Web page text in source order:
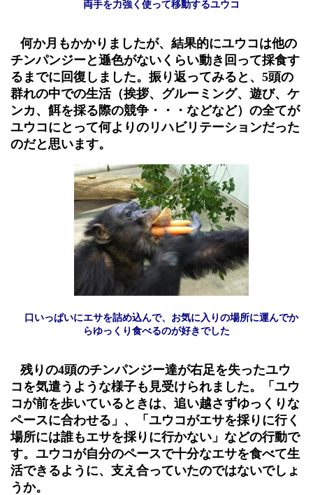
両手を力強く使って移動するユウコ
何か月もかかりましたが、結果的にユウコは他の
チンパンジーと遜色がないくらい動き回って採食す
るまでに回復しました。振り返ってみると、5頭の
群れの中での生活（挨拶、グルーミング、遊び、ケ
ンカ、餌を採る際の競争・・・などなど）の全てが
ユウコにとって何よりのリハビリテーションだった
のだと思います。
口いっぱいにエサを詰め込んで、お気に入りの場所に運んでか
らゆっくり食べるのが好きでした
残りの4頭のチンパンジー達が右足を失ったユウ
コを気遣うような様子も見受けられました。「ユウ
コが前を歩いているときは、追い越さずゆっくりな
ペースに合わせる」、「ユウコがエサを採りに行く
場所には誰もエサを採りに行かない」などの行動で
す。ユウコが自分のペースで十分なエサを食べて生
活できるように、支え合っていたのではないでしょ
うか。